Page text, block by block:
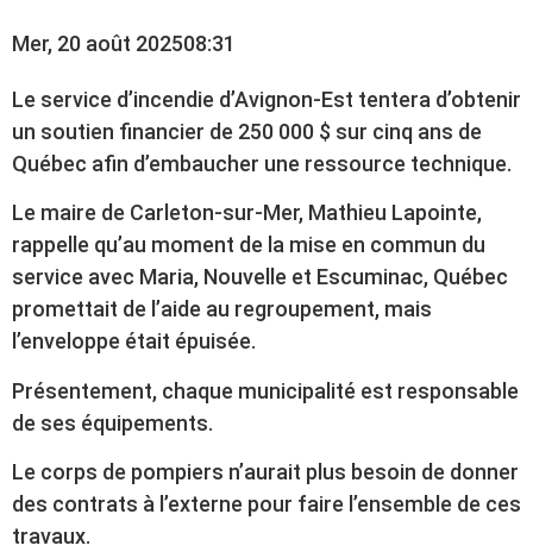
Mer, 20 août 202508:31
Le service d’incendie d’Avignon-Est tentera d’obtenir
un soutien financier de 250 000 $ sur cinq ans de
Québec afin d’embaucher une ressource technique.
Le maire de Carleton-sur-Mer, Mathieu Lapointe,
rappelle qu’au moment de la mise en commun du
service avec Maria, Nouvelle et Escuminac, Québec
promettait de l’aide au regroupement, mais
l’enveloppe était épuisée.
Présentement, chaque municipalité est responsable
de ses équipements.
Le corps de pompiers n’aurait plus besoin de donner
des contrats à l’externe pour faire l’ensemble de ces
travaux.